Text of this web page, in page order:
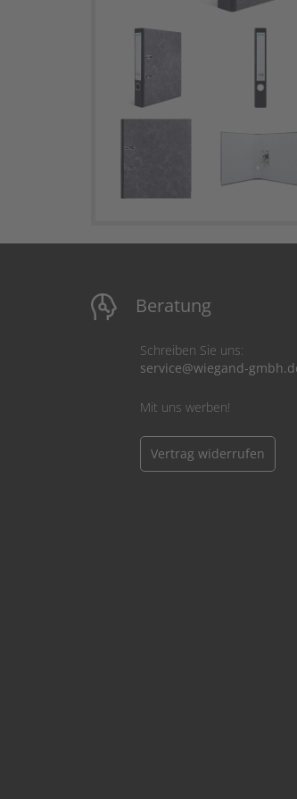
Beratung
Schreiben Sie uns:
service@wiegand-
Mit uns werben!
Vertrag widerrufen